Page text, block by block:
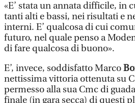
«E’ stata un annata difficile, in
tanti alti e bassi, nei risultati e
interni. E’ qualcosa di cui
futuro, nel quale penso a
di fare qualcosa di buono».
E’, invece, soddisfatto Marco
nettissima vittoria ottenuta su
permesso alla sua Cmc di
finale (in gara secca) di questi